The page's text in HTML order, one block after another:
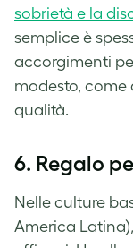
sobrietà e la
semplice è
accorgimenti
modesto, come
qualità.
6. Regalo
Nelle culture
America